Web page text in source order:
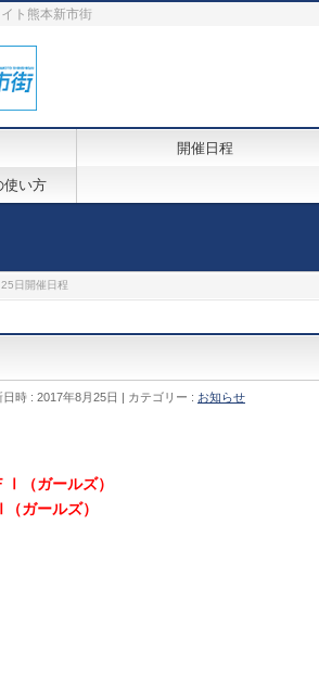
ト熊本新市街
開催日程
使い方
日開催日程
時 : 2017年8月25日 カテゴリー : お知らせ
ガールズ）
ガールズ）